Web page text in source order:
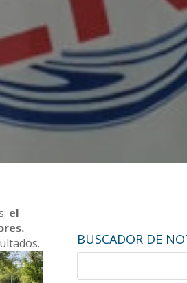
el
BUSCADOR DE